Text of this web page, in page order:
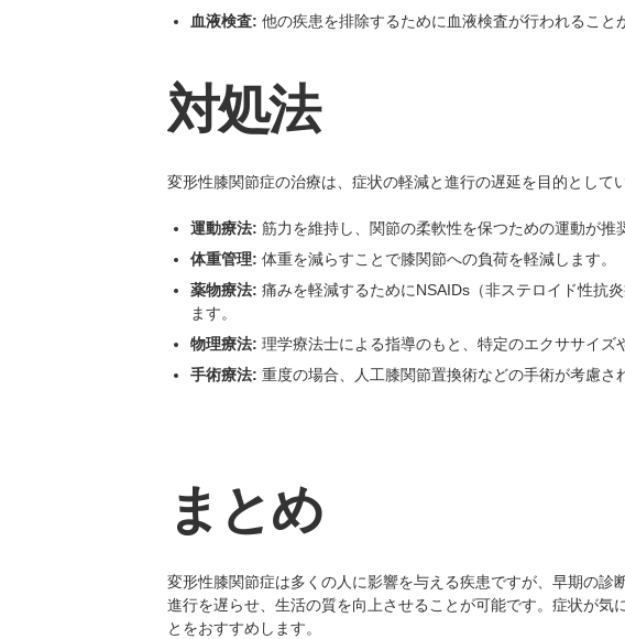
血液検査: 他の疾患を排除するために血液検査が行われること
対処法
変形性膝関節症の治療は、症状の軽減と進行の遅延を目的として
運動療法: 筋力を維持し、関節の柔軟性を保つための運動が推
体重管理: 体重を減らすことで膝関節への負荷を軽減します。
薬物療法: 痛みを軽減するためにNSAIDs（非ステロイド性抗
ます。
物理療法: 理学療法士による指導のもと、特定のエクササイズ
手術療法: 重度の場合、人工膝関節置換術などの手術が考慮さ
まとめ
変形性膝関節症は多くの人に影響を与える疾患ですが、早期の診
進行を遅らせ、生活の質を向上させることが可能です。症状が気
とをおすすめします。